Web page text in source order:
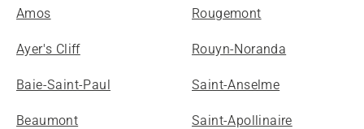
Amos
Ayer's Cliff
Baie-Saint-Paul
Beaumont
Rougemont
Rouyn-Noranda
Saint-Anselme
Saint-Apollinaire